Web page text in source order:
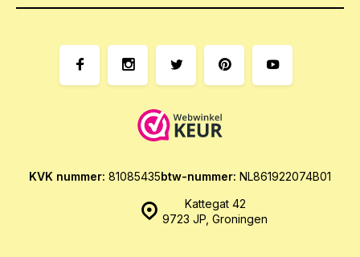
Kattegat 42
9723 JP, Groningen
KVK nummer: 81085435btw-nummer: NL861922074B01